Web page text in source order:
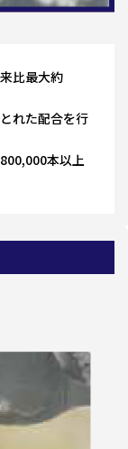
比最大約
れた配合を行
本以上